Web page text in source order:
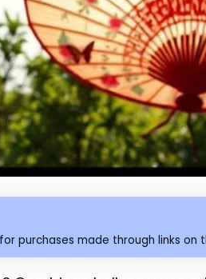
purchases made through links